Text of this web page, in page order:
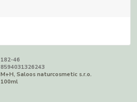
182-46
8594031326243
M+H, Saloos naturcosmetic s.r.o.
100ml